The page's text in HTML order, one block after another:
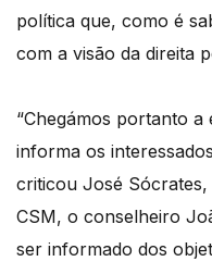
política que, como é
com a visão da direita
“Chegámos portanto
informa os
criticou José
CSM, o conselheiro
ser informado dos